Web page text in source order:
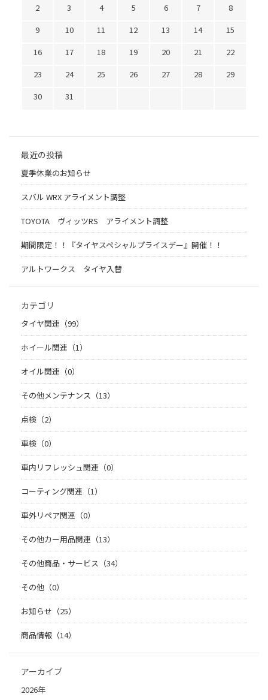
2 3 4 5 6 7
8
9
10 11 12 13 14
15
16
17 18 19 20 21
22
23
24 25 26 27 28
29
30
31
最近の投稿
夏季休業のお知らせ
スバル WRX アライメント調整
TOYOTA ヴィッツRS アライメント調整
期間限定！！『タイヤスペシャルプライスデー』開催！！
アルトワークス タイヤ入替
カテゴリ
タイヤ関連（99）
ホイール関連（1）
オイル関連（0）
その他メンテナンス（13）
点検（2）
車検（0）
車内リフレッシュ関連（0）
コーティング関連（1）
車外リペア関連（0）
その他カー用品関連（13）
その他商品・サービス（34）
その他（0）
お知らせ（25）
商品情報（14）
アーカイブ
2026年